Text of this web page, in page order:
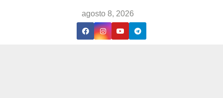
agosto 8, 2026